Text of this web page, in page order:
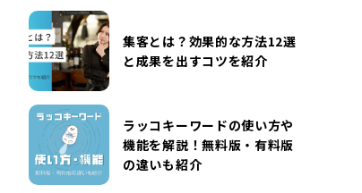
集客とは？効果的な方法12選
と成果を出すコツを紹介
ラッコキーワードの使い方や
機能を解説！無料版・有料版
の違いも紹介